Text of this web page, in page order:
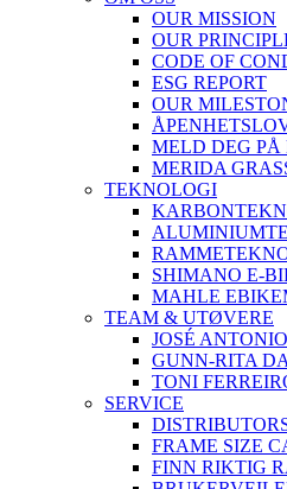
OUR MISSION
OUR
CODE OF
ESG REPORT
OUR
MELD DEG
MERIDA
TEKNOLOGI
SHIMANO E-
MAHLE
TEAM & UTØVERE
JOSÉ
GUNN-RITA
TONI
SERVICE
FRAME SIZE
FINN RIKTIG